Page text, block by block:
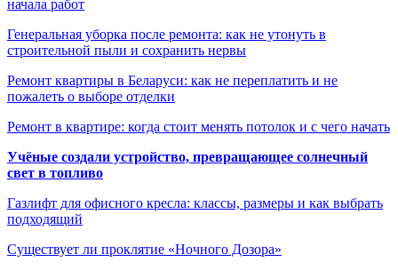
начала работ
Генеральная уборка после ремонта: как не утонуть в
строительной пыли и сохранить нервы
Ремонт квартиры в Беларуси: как не переплатить и не
пожалеть о выборе отделки
Ремонт в квартире: когда стоит менять потолок и с чего начать
Учёные создали устройство, превращающее солнечный
свет в топливо
Газлифт для офисного кресла: классы, размеры и как выбрать
подходящий
Существует ли проклятие «Ночного Дозора»